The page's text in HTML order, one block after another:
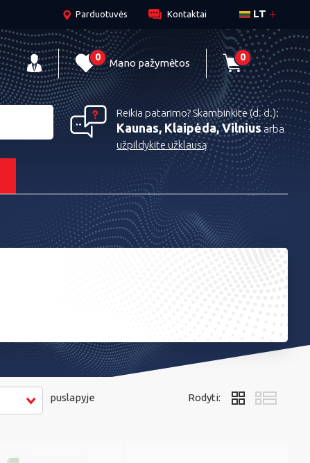
LT
Parduotuvės Kontaktai
0 Mano pažymėtos 0
Reikia patarimo? Skambinkite (d. d.):
Kaunas, Klaipėda, Vilniusarba
užpildykite užklausą
Rodyti:
puslapyje